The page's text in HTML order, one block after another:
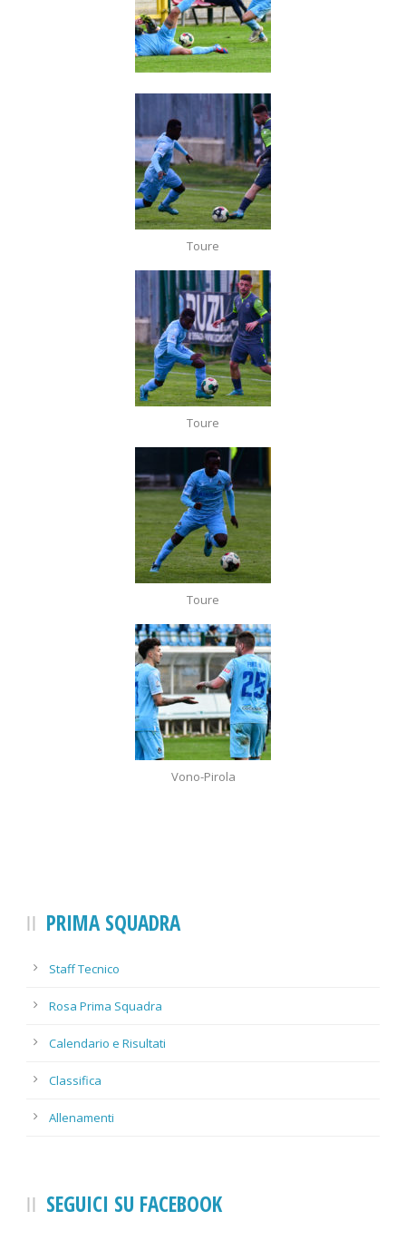
Toure
Toure
Toure
Vono-Pirola
PRIMA SQUADRA
Staff Tecnico
Rosa Prima Squadra
Calendario e Risultati
Classifica
Allenamenti
SEGUICI SU FACEBOOK